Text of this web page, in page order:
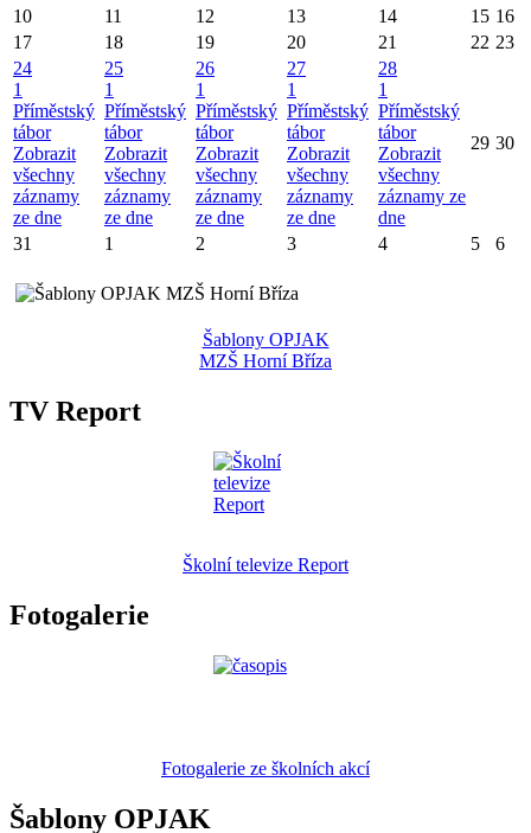
10
11 12 13 14 15 16
17
18 19 20 21 22 23
24
1
Příměstský
tábor
Zobrazit
všechny
záznamy
ze dne
25
1
Příměstský
tábor
Zobrazit
všechny
záznamy
ze dne
26
1
Příměstský
tábor
Zobrazit
všechny
záznamy
ze dne
27
1
Příměstský
tábor
Zobrazit
všechny
záznamy
ze dne
28
1
Příměstský
tábor
Zobrazit
všechny
záznamy ze
dne
29 30
31 1 2 3 4 5 6
Šablony OPJAK
MZŠ Horní Bříza
TV Report
Školní televize Report
Fotogalerie
Fotogalerie ze školních akcí
Šablony OPJAK